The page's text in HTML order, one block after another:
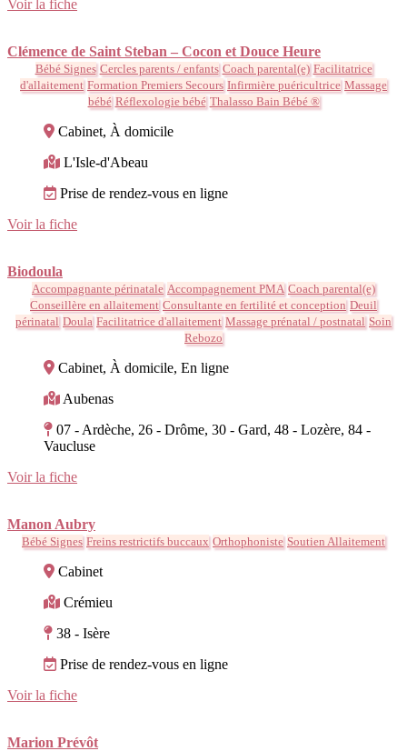
Voir la fiche
Clémence de Saint Steban – Cocon et Douce Heure
Bébé Signes Cercles parents / enfants Coach parental(e) Facilitatrice
d'allaitement Formation Premiers Secours Infirmière puéricultrice Massage
bébé Réflexologie bébé Thalasso Bain Bébé ®
Cabinet, À domicile
L'Isle-d'Abeau
Prise de rendez-vous en ligne
Voir la fiche
Biodoula
Accompagnante périnatale Accompagnement PMA Coach parental(e)
Conseillère en allaitement Consultante en fertilité et conception Deuil
périnatal Doula Facilitatrice d'allaitement Massage prénatal / postnatal Soin
Rebozo
Cabinet, À domicile, En ligne
Aubenas
07 - Ardèche, 26 - Drôme, 30 - Gard, 48 - Lozère, 84 -
Vaucluse
Voir la fiche
Manon Aubry
Bébé Signes Freins restrictifs buccaux Orthophoniste Soutien Allaitement
Cabinet
Crémieu
38 - Isère
Prise de rendez-vous en ligne
Voir la fiche
Marion Prévôt